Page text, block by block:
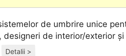
de umbrire unice
de interior/exterior și
Detalii >